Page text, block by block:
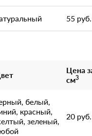
55 руб.
Цена
см3
белый,
красный,
зеленый,
20 руб.